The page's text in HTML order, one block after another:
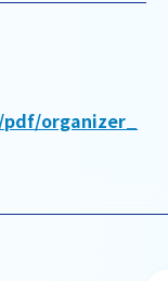
organizer_